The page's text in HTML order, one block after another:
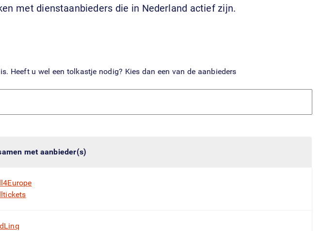
met dienstaanbieders die in Nederland actief zijn.
Heeft u wel een tolkastje nodig? Kies dan een van de aanbieders
met aanbieder(s)